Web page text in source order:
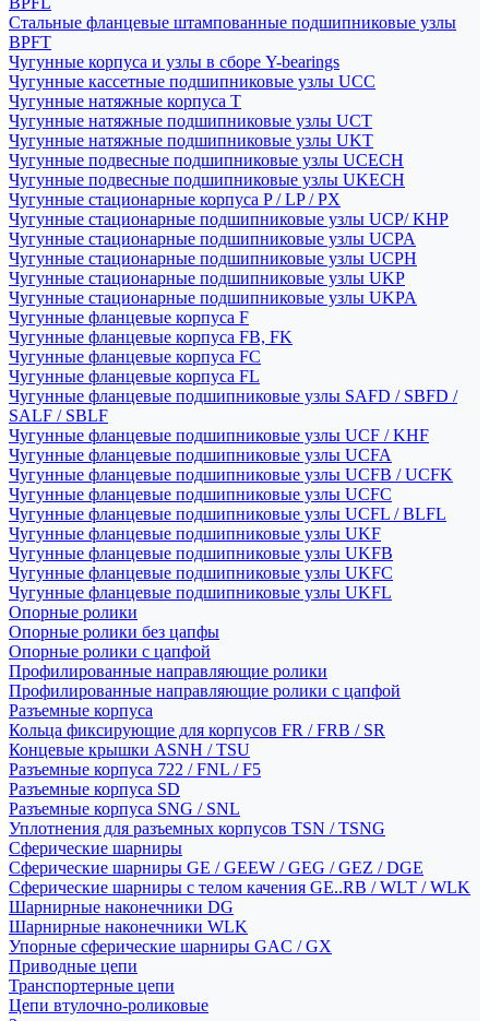
Стальные фланцевые штампованные подшипниковые узлы
BPFT
Чугунные корпуса и узлы в сборе Y-bearings
Чугунные кассетные подшипниковые узлы UCC
Чугунные натяжные корпуса T
Чугунные натяжные подшипниковые узлы UCT
Чугунные натяжные подшипниковые узлы UKT
Чугунные подвесные подшипниковые узлы UCECH
Чугунные подвесные подшипниковые узлы UKECH
Чугунные стационарные корпуса P / LP / PX
Чугунные стационарные подшипниковые узлы UCP/ KHP
Чугунные стационарные подшипниковые узлы UCPA
Чугунные стационарные подшипниковые узлы UCPH
Чугунные стационарные подшипниковые узлы UKP
Чугунные стационарные подшипниковые узлы UKPA
Чугунные фланцевые корпуса F
Чугунные фланцевые корпуса FB, FK
Чугунные фланцевые корпуса FC
Чугунные фланцевые корпуса FL
Чугунные фланцевые подшипниковые узлы SAFD / SBFD /
SALF / SBLF
Чугунные фланцевые подшипниковые узлы UCF / KHF
Чугунные фланцевые подшипниковые узлы UCFA
Чугунные фланцевые подшипниковые узлы UCFB / UCFK
Чугунные фланцевые подшипниковые узлы UCFC
Чугунные фланцевые подшипниковые узлы UCFL / BLFL
Чугунные фланцевые подшипниковые узлы UKF
Чугунные фланцевые подшипниковые узлы UKFB
Чугунные фланцевые подшипниковые узлы UKFC
Чугунные фланцевые подшипниковые узлы UKFL
Опорные ролики
Опорные ролики без цапфы
Опорные ролики с цапфой
Профилированные направляющие ролики
Профилированные направляющие ролики с цапфой
Разъемные корпуса
Кольца фиксирующие для корпусов FR / FRB / SR
Концевые крышки ASNH / TSU
Разъемные корпуса 722 / FNL / F5
Разъемные корпуса SD
Разъемные корпуса SNG / SNL
Уплотнения для разъемных корпусов TSN / TSNG
Сферические шарниры
Сферические шарниры GE / GEEW / GEG / GEZ / DGE
Сферические шарниры с телом качения GE..RB / WLT / WLK
Шарнирные наконечники DG
Шарнирные наконечники WLK
Упорные сферические шарниры GAC / GX
Приводные цепи
Транспортерные цепи
Цепи втулочно-роликовые